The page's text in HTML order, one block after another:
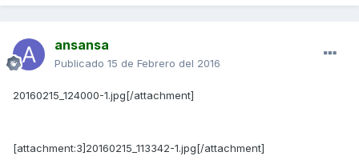
ansansa
Publicado 15 de Febrero del 2016
20160215_124000-1.jpg[/attachment]
[attachment:3]20160215_113342-1.jpg[/attachment]